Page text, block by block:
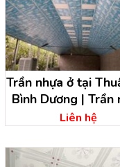
Trần nhựa ở tại
Bình Dương | Trần
Bình Dương
Liên hệ